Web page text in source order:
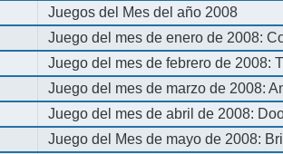
Juegos del Mes del año 2008
Juego del mes de enero de 2008:
Juego del mes de febrero de 2008:
Juego del mes de marzo de 2008:
Juego del mes de abril de 2008:
Juego del Mes de mayo de 2008: